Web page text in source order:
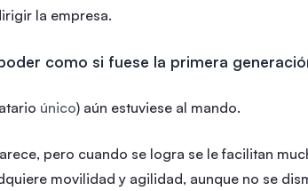
la empresa.
como si fuese la primera
único) aún estuviese al mando.
pero cuando se logra se le facilitan
movilidad y agilidad, aunque no se